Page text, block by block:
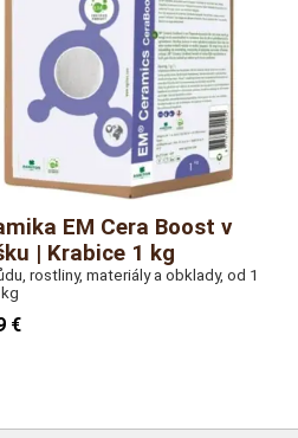
EM Cera Boost v
| Krabice 1 kg
rostliny, materiály a obklady, od 1
€